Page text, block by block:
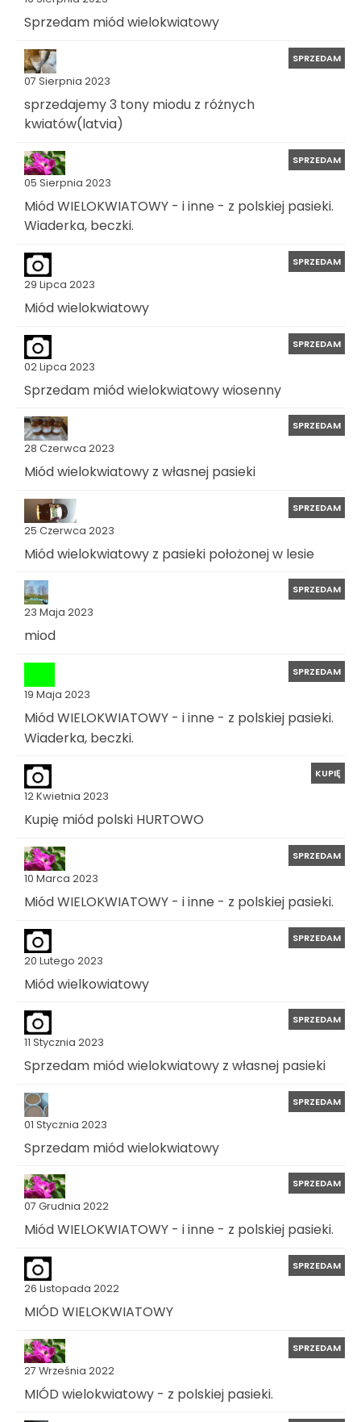
Sprzedam miód wielokwiatowy
07 Sierpnia 2023
SPRZEDAM
sprzedajemy 3 tony miodu z różnych
kwiatów(latvia)
05 Sierpnia 2023
SPRZEDAM
Miód WIELOKWIATOWY - i inne - z polskiej pasieki.
Wiaderka, beczki.
29 Lipca 2023
SPRZEDAM
Miód wielokwiatowy
02 Lipca 2023
SPRZEDAM
Sprzedam miód wielokwiatowy wiosenny
28 Czerwca 2023
SPRZEDAM
Miód wielokwiatowy z własnej pasieki
25 Czerwca 2023
SPRZEDAM
Miód wielokwiatowy z pasieki położonej w lesie
23 Maja 2023
SPRZEDAM
miod
19 Maja 2023
SPRZEDAM
Miód WIELOKWIATOWY - i inne - z polskiej pasieki.
Wiaderka, beczki.
12 Kwietnia 2023
KUPIĘ
Kupię miód polski HURTOWO
10 Marca 2023
SPRZEDAM
Miód WIELOKWIATOWY - i inne - z polskiej pasieki.
20 Lutego 2023
SPRZEDAM
Miód wielkowiatowy
11 Stycznia 2023
SPRZEDAM
Sprzedam miód wielokwiatowy z własnej pasieki
01 Stycznia 2023
SPRZEDAM
Sprzedam miód wielokwiatowy
07 Grudnia 2022
SPRZEDAM
Miód WIELOKWIATOWY - i inne - z polskiej pasieki.
26 Listopada 2022
SPRZEDAM
MIÓD WIELOKWIATOWY
27 Września 2022
SPRZEDAM
MIÓD wielokwiatowy - z polskiej pasieki.